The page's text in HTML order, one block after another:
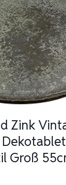
Zink
Groß